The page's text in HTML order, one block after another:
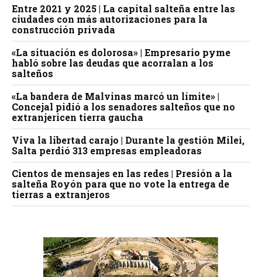
Entre 2021 y 2025 | La capital salteña entre las
ciudades con más autorizaciones para la
construcción privada
«La situación es dolorosa» | Empresario pyme
habló sobre las deudas que acorralan a los
salteños
«La bandera de Malvinas marcó un límite» |
Concejal pidió a los senadores salteños que no
extranjericen tierra gaucha
Viva la libertad carajo | Durante la gestión Milei,
Salta perdió 313 empresas empleadoras
Cientos de mensajes en las redes | Presión a la
salteña Royón para que no vote la entrega de
tierras a extranjeros